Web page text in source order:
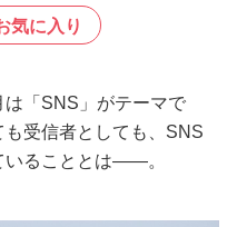
気に入り
は「SNS」がテーマで
受信者としても、SNS
いることとは――。